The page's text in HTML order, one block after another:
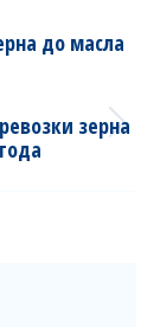
до масла
зерна